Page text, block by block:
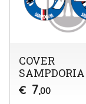
COVER
SAMPDORIA
€ 7,00